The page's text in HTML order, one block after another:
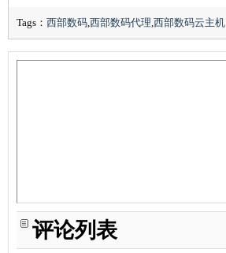
Tags： 西部数码,西部数码代理,西部数码云主机
评论列表